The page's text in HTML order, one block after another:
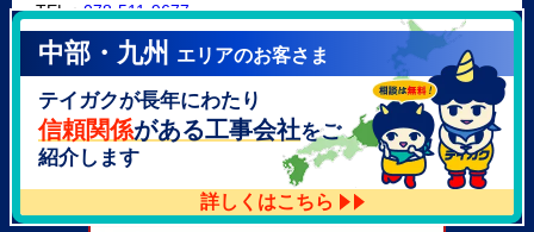
TEL：078-511-9677
テイガク泉北・泉南店
大阪府泉北郡忠岡町高月南3-14
TEL：072-521-2637
中部・九州 エリアのお客さま
テイガクが長年にわたり
信頼関係がある工事会社をご
紹介します
詳しくはこちら